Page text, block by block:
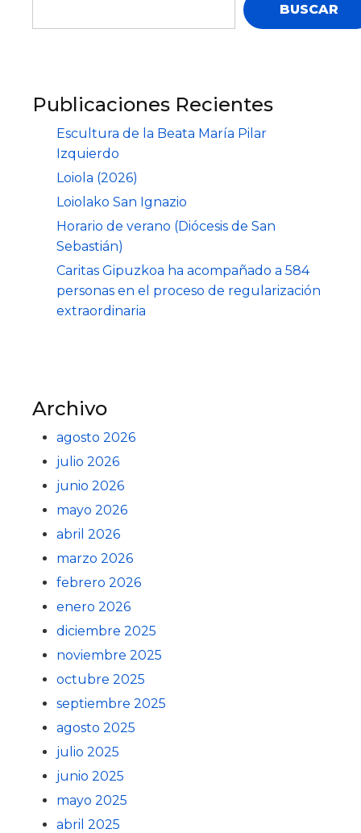
BUSCAR
Publicaciones Recientes
Escultura de la Beata María Pilar
Izquierdo
Loiola (2026)
Loiolako San Ignazio
Horario de verano (Diócesis de San
Sebastián)
Caritas Gipuzkoa ha acompañado a 584
personas en el proceso de regularización
extraordinaria
Archivo
agosto 2026
julio 2026
junio 2026
mayo 2026
abril 2026
marzo 2026
febrero 2026
enero 2026
diciembre 2025
noviembre 2025
octubre 2025
septiembre 2025
agosto 2025
julio 2025
junio 2025
mayo 2025
abril 2025